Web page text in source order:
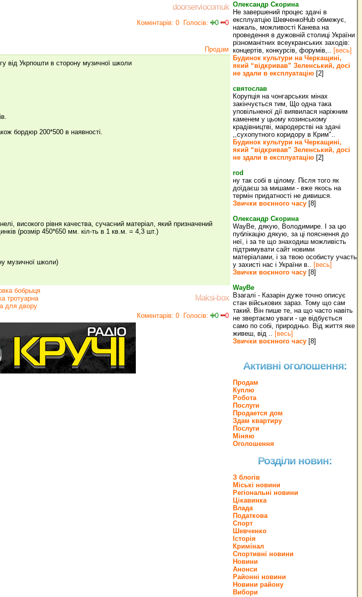
doorserviocomuk
Коментарів: 0 Голосів: 0 0
Продам
від Укрпошти в сторону музичної школи
бордюр 200*500 в наявності.
високого рівня качества, сучасний матеріал, який призначений
(розмір 450*650 мм. кіл-ть в 1 кв.м. = 4,3 шт.)
музичної школи)
бобрыця
тротуарна
для двору
Maksi-box
Коментарів: 0 Голосів: 0 0
Олександр Скорина
Не завершений процес здачі в
експлуатцію ШевченкоHub обмежує,
нажаль, можливості Канева на
проведення в дужовній столиці України
різноманітних всеукранських заходів:
концертів, конкурсів, форумів,.. [весь]
Будинок культури на Черкащині,
який “відкривав” Зеленський, досі
не здали в експлуатацію [2]
святослав
Корупція на чонгарських мінах
закінчується тим, Що одна така
уповільненої дії виявилася наріжним
каменем у цьому козинському
крадівництві, мародерстві на здачі
,,сухопутного коридору в Крим"..
Будинок культури на Черкащині,
який “відкривав” Зеленський, досі
не здали в експлуатацію [2]
rod
ну так собі в цілому. Після того як
доїдаєш за мишами - вже якось на
термін придатності не дивишся.
Звички воєнного часу [8]
Олександр Скорина
WayBe, дякую, Володимире. І за цю
публікацію дякую, за ці пояснення до
неї, і за те що знаходиш можливість
підтримувати сайт новими
матеріалами, і за твою особисту участь
у захисті нас і України в.. [весь]
Звички воєнного часу [8]
WayBe
Взагалі - Казарін дуже точно описує
стан військових зараз. Тому що сам
такий. Він пише те, на що часто навіть
не звертаємо уваги - це відбується
само по собі, природньо. Від життя яке
живеш, від .. [весь]
Звички воєнного часу [8]
Активні оголошення:
Продам
Куплю
Робота
Послуги
Продается дом
Здам квартиру
Послуги
Міняю
Оголошення
Розділи новин:
З блогів
Міські новини
Регіональні новини
Цікавинка
Влада
Податкова
Спорт
Шевченко
Історія
Кримінал
Спортивні новини
Новини
Анонси
Районні новини
Новини району
Вибори